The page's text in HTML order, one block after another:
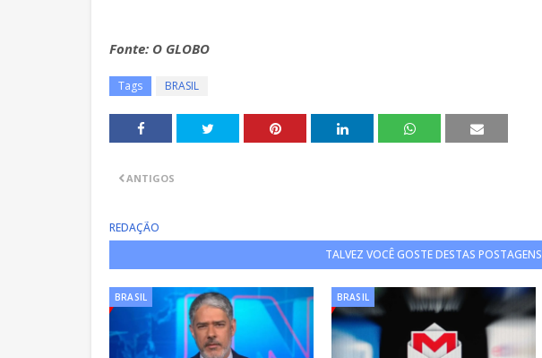
Fonte: O GLOBO
Tags BRASIL
ANTIGOS
REDAÇÃO
TALVEZ VOCÊ GOSTE DESTAS POSTAGENS
BRASIL BRASIL